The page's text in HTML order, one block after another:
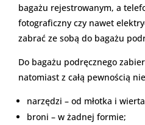
bagażu rejestrowanym, a
fotograficzny czy nawet
zabrać ze sobą do bagażu
Do bagażu podręcznego
natomiast z całą pewnością
narzędzi – od młotka i
broni – w żadnej formie;